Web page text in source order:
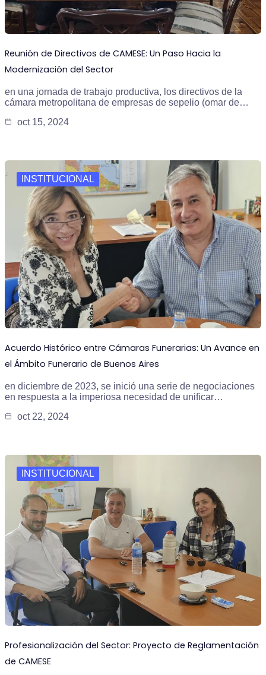
Reunión de Directivos de CAMESE: Un Paso Hacia la
Modernización del Sector
en una jornada de trabajo productiva, los directivos de la
cámara metropolitana de empresas de sepelio (omar de…
oct 15, 2024
INSTITUCIONAL
Acuerdo Histórico entre Cámaras Funerarias: Un Avance en
el Ámbito Funerario de Buenos Aires
en diciembre de 2023, se inició una serie de negociaciones
en respuesta a la imperiosa necesidad de unificar…
oct 22, 2024
INSTITUCIONAL
Profesionalización del Sector: Proyecto de Reglamentación
de CAMESE